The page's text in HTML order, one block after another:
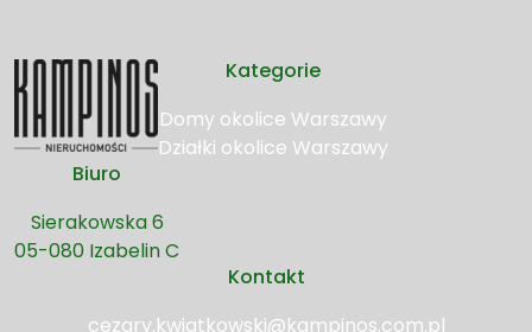
Kategorie
Domy okolice Warszawy
Działki okolice Warszawy
Biuro
Sierakowska 6
05-080 Izabelin C
Kontakt
cezary.kwiatkowski@kampinos.com.pl